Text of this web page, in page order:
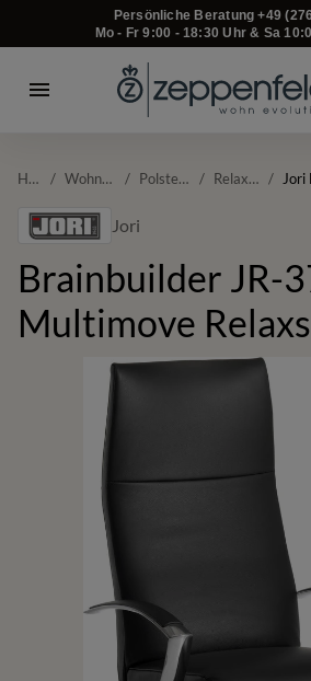
Persönliche Beratung +49
Mo - Fr 9:00 - 18:30 Uhr & Sa
Home / Wohnzimmer / Polstermöbel / Relaxsessel /
Jori
Brainbuilder JR-
Multimove